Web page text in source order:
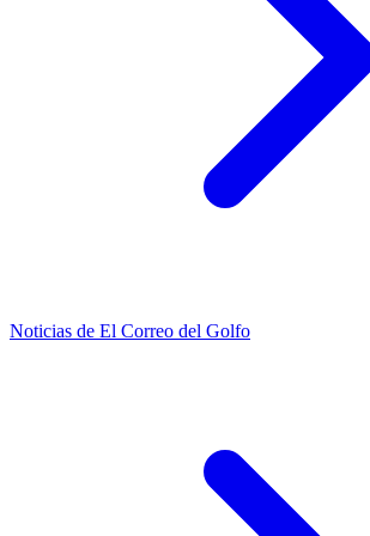
Noticias de El Correo del Golfo